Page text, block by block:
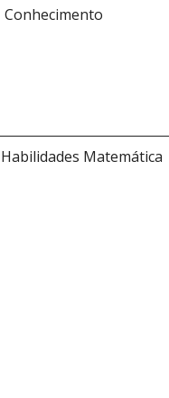
Conhecimento
Habilidades Matemática